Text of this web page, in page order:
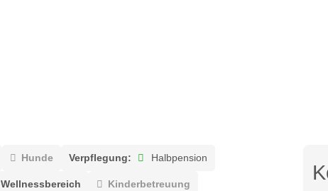
Hunde Verpflegung: Halbpension
Wellnessbereich Kinderbetreuung